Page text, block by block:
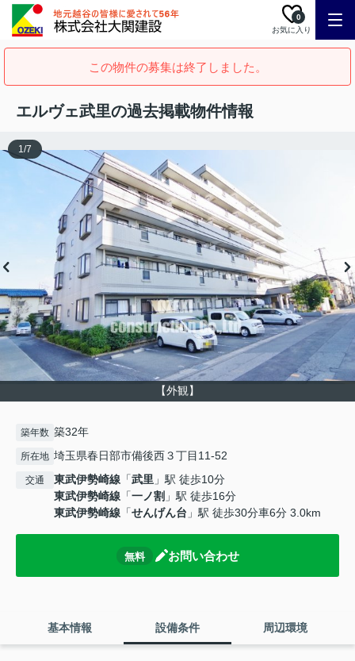
お気に入り
0
この物件の募集は終了しました。
エルヴェ武里の過去掲載物件情報
【外観】
1/7
築年数 築32年
所在地 埼玉県春日部市備後西３丁目11-52
交通 東武伊勢崎線 「武里 」駅 徒歩10分
東武伊勢崎線 「一ノ割 」駅 徒歩16分
東武伊勢崎線 「せんげん台 」駅 徒歩30分車6分 3.0km
無料 お問い合わせ
基本情報 設備条件 周辺環境